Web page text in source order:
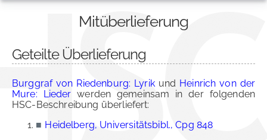
Mitüberlieferung
Geteilte Überlieferung
Burggraf von Riedenburg: Lyrikund Heinrich von der
Mure: Lieder werden gemeinsam in der folgenden
HSC-Beschreibung überliefert:
■ Heidelberg, Universitätsbibl., Cpg 848